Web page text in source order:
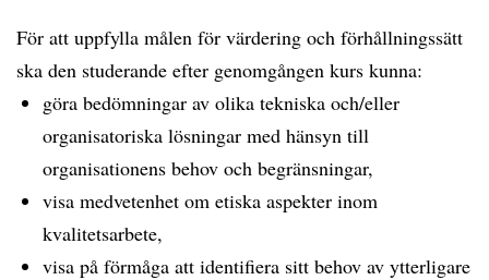
För att uppfylla målen för värdering och förhållningssätt
ska den studerande efter genomgången kurs kunna:
göra bedömningar av olika tekniska och/eller
organisatoriska lösningar med hänsyn till
organisationens behov och begränsningar,
visa medvetenhet om etiska aspekter inom
kvalitetsarbete,
visa på förmåga att identifiera sitt behov av ytterligare